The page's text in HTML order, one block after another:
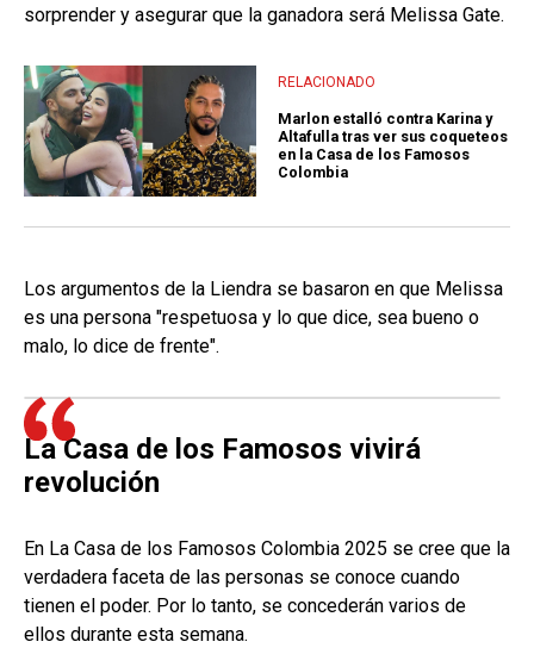
sorprender y asegurar que la ganadora será Melissa Gate.
RELACIONADO
Marlon estalló contra Karina y
Altafulla tras ver sus coqueteos
en la Casa de los Famosos
Colombia
Los argumentos de la Liendra se basaron en que Melissa
es una persona "respetuosa y lo que dice, sea bueno o
malo, lo dice de frente".
La Casa de los Famosos vivirá
revolución
En La Casa de los Famosos Colombia 2025 se cree que la
verdadera faceta de las personas se conoce cuando
tienen el poder. Por lo tanto, se concederán varios de
ellos durante esta semana.